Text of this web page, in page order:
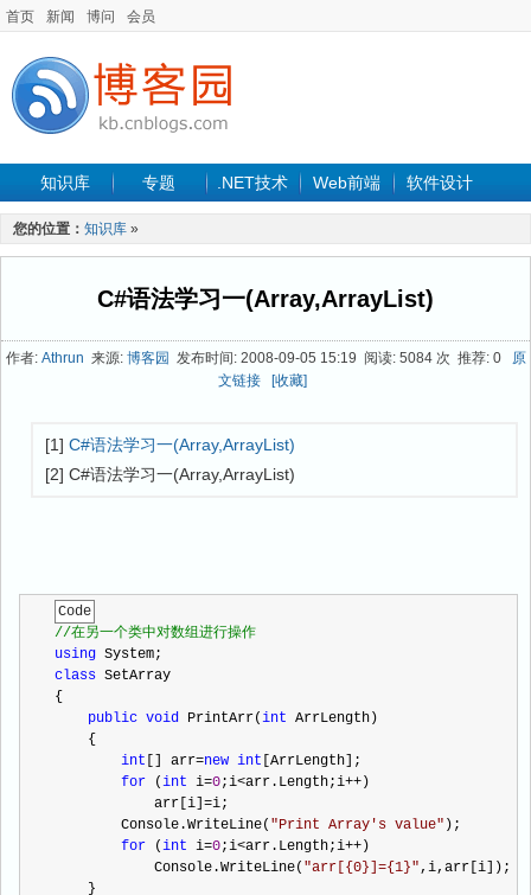
首页 新闻 博问 会员
知识库 专题 .NET技术 Web前端 软件设计
手机开发
最新文章
您的位置： 知识库 »
C#语法学习一(Array,ArrayList)
作者: Athrun 来源: 博客园 发布时间: 2008-09-05 15:19 阅读: 5084 次 推荐: 0
原
文链接
[收藏]
[1] C#语法学习一(Array,ArrayList)
[2] C#语法学习一(Array,ArrayList)
Code
//在另一个类中对数组进行操作
using System;
class SetArray
{
public void PrintArr(int ArrLength)
    {
int [] arr=new int [ArrLength];
for (int i=0;i<arr.Length;i++ )
            arr[i]
=i;
        Console.WriteLine(
"Print Array's value" );
for (int i=0;i<arr.Length;i++ )
            Console.WriteLine(
"arr[{0}]={1}",i,arr[i]);
    }